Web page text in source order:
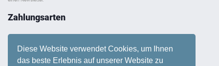
Diese Website verwendet Cookies, um Ihnen
das beste Erlebnis auf unserer Website zu
Zahlungsarten